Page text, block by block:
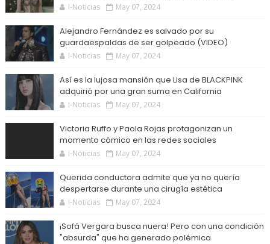
I-Noticias May 07, 2024
Alejandro Fernández es salvado por su
guardaespaldas de ser golpeado (VIDEO)
I-Noticias May 07, 2024
Así es la lujosa mansión que Lisa de BLACKPINK
adquirió por una gran suma en California
I-Noticias May 07, 2024
Victoria Ruffo y Paola Rojas protagonizan un
momento cómico en las redes sociales
I-Noticias May 07, 2024
Querida conductora admite que ya no quería
despertarse durante una cirugía estética
I-Noticias May 07, 2024
¡Sofá Vergara busca nuera! Pero con una condición
"absurda" que ha generado polémica